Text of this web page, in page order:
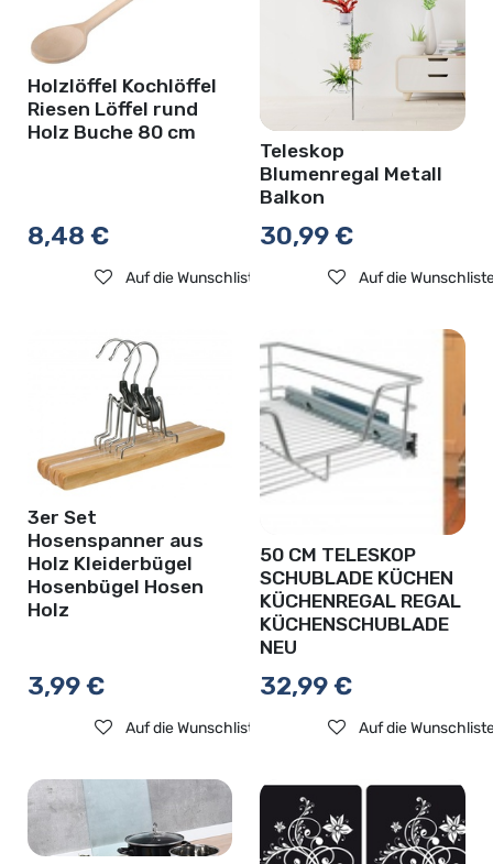
Holzlöffel Kochlöffel
Riesen Löffel rund
Holz Buche 80 cm
8,48 €
Auf die Wunschliste
Teleskop
Blumenregal Metall
Balkon
30,99€
Auf die
3er Set
Hosenspanner aus
Holz Kleiderbügel
Hosenbügel Hosen
Holz
3,99€
Auf die Wunschliste
50 CM TELESKOP
SCHUBLADE KÜCHEN
KÜCHENREGAL REGAL
KÜCHENSCHUBLADE
NEU
32,99€
Auf die